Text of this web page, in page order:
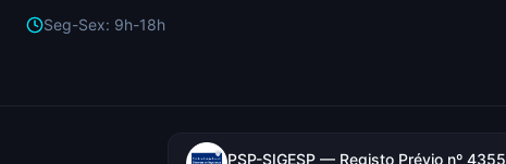
Seg-Sex: 9h-18h
PSP-SIGESP — Registo Prévio nº 4355